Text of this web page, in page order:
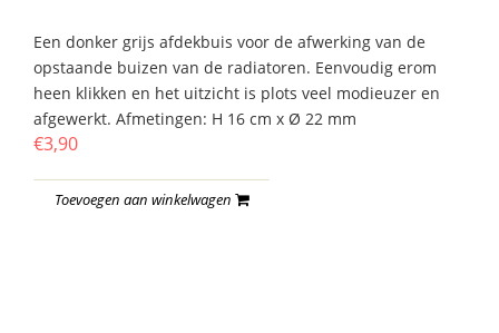
Een donker grijs afdekbuis voor de afwerking van de
opstaande buizen van de radiatoren. Eenvoudig erom
heen klikken en het uitzicht is plots veel modieuzer en
afgewerkt. Afmetingen: H 16 cm x Ø 22 mm
€3,90
Toevoegen aan winkelwagen